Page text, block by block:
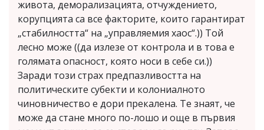
живота, деморализацията, отчуждението,
корупцията са все факторите, които гарантират
„стабилността“ на „управляемия хаос“.)) Той
лесно може ((да излезе от контрола и в това е
голямата опасност, която носи в себе си.))
Заради този страх предпазливостта на
политическите субекти и колониалното
чиновничество е дори прекалена. Те знаят, че
може да стане много по-лошо и още в първия